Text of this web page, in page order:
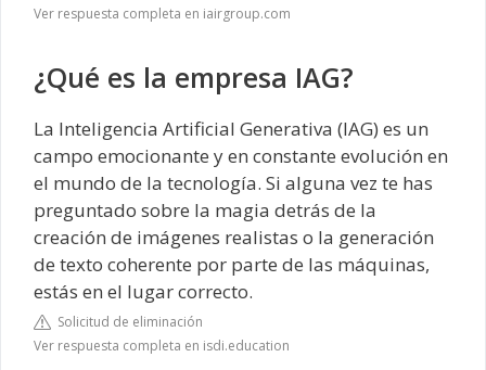
Ver respuesta completa en iairgroup.com
¿Qué es la empresa IAG?
La Inteligencia Artificial Generativa (IAG) es un
campo emocionante y en constante evolución en
el mundo de la tecnología. Si alguna vez te has
preguntado sobre la magia detrás de la
creación de imágenes realistas o la generación
de texto coherente por parte de las máquinas,
estás en el lugar correcto.
Solicitud de eliminación
Ver respuesta completa en isdi.education